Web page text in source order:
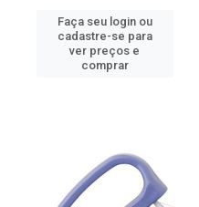
Faça seu login ou
cadastre-se para
ver preços e
comprar